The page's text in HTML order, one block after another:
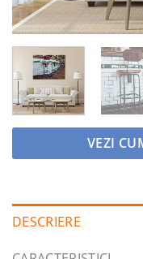
VEZI
DESCRIERE